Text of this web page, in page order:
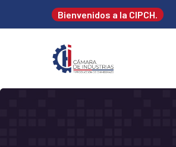
Bienvenidos a la CIPCH.